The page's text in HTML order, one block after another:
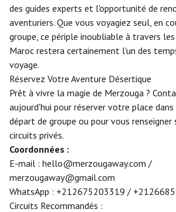
des guides experts et l'opportunité de
aventuriers. Que vous voyagiez seul, en
groupe, ce périple inoubliable à travers
Maroc restera certainement l'un des
voyage.
Réservez Votre Aventure Désertique
Prêt à vivre la magie de Merzouga ?
aujourd'hui pour réserver votre place
départ de groupe ou pour vous renseigner
circuits privés.
Coordonnées :
E-mail : hello@merzougaway.com /
merzougaway@gmail.com
WhatsApp : +212675203319 /
Circuits Recommandés :